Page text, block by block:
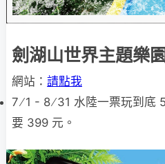
劍湖山世界主題樂園
網站： 請點我
7 ∕ 1 - 8 ∕ 31 水陸一票玩到
要 399 元。